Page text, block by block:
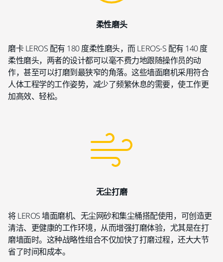
柔性磨头
磨卡 LEROS 配有 180 度柔性磨头，而 LEROS-S 配有 140 度
柔性磨头，两者的设计都可以毫不费力地跟随操作员的动
作，甚至可以打磨到最狭窄的角落。这些墙面磨机采用符合
人体工程学的工作姿势，减少了频繁休息的需要，使工作更
加高效、轻松。
无尘打磨
将 LEROS 墙面磨机、无尘网砂和集尘桶搭配使用，可创造更
清洁、更健康的工作环境，从而增强打磨体验，尤其是在打
磨墙面时。这种战略性组合不仅加快了打磨过程，还大大节
省了时间和成本。